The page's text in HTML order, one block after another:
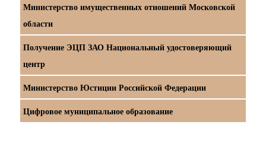
Министерство имущественных отношений Московской
области
Получение ЭЦП ЗАО Национальный удостоверяющий
центр
Министерство Юстиции Российской Федерации
Цифровое муниципальное образование